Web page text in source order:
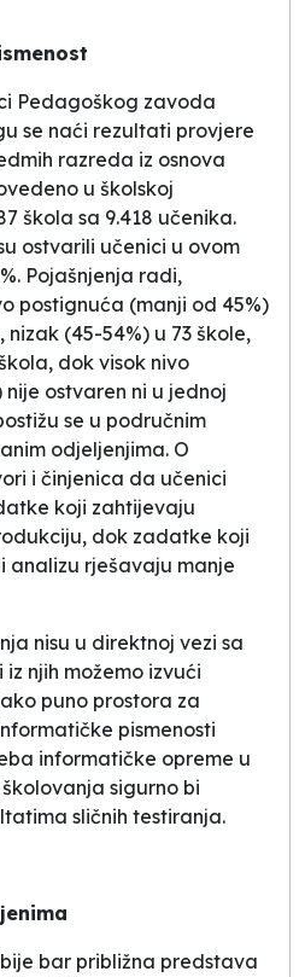
Pedagoškog zavoda
se naći rezultati provjere
razreda iz osnova
u školskoj
škola sa 9.418 učenika.
ostvarili učenici u ovom
Pojašnjenja radi,
postignuća (manji od 45%)
(45-54%) u 73 škole,
dok visok nivo
ostvaren ni u jednoj
se u područnim
odjeljenjima. O
i činjenica da učenici
koji zahtijevaju
dok zadatke koji
analizu rješavaju manje
nisu u direktnoj vezi sa
iz njih možemo izvući
puno prostora za
pismenosti
informatičke opreme u
sigurno bi
sličnih testiranja.
bar približna predstava